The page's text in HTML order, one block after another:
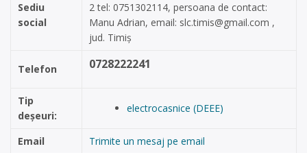
Sediu
social
2 tel: 0751302114, persoana de contact:
Manu Adrian, email: slc.timis@gmail.com ,
jud. Timiș
Telefon 0728222241
Tip
deșeuri:
electrocasnice (DEEE)
Email
Trimite un mesaj pe email